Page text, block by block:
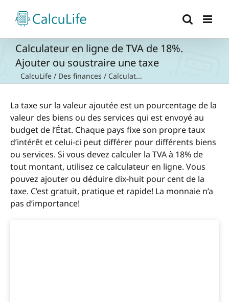
contenu
Calculateur en ligne de TVA de 18%.
Ajouter ou soustraire une taxe
CalcuLife / Des finances / Calculat...
La taxe sur la valeur ajoutée est un pourcentage de la
valeur des biens ou des services qui est envoyé au
budget de l’État. Chaque pays fixe son propre taux
d’intérêt et celui-ci peut différer pour différents biens
ou services. Si vous devez calculer la TVA à 18% de
tout montant, utilisez ce calculateur en ligne. Vous
pouvez ajouter ou déduire dix-huit pour cent de la
taxe. C’est gratuit, pratique et rapide! La monnaie n’a
pas d’importance!